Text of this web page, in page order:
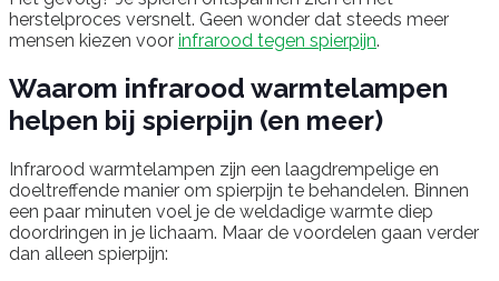
herstelproces versnelt. Geen wonder dat steeds meer
mensen kiezen voor infrarood tegen spierpijn.
Waarom infrarood warmtelampen
helpen bij spierpijn (en meer)
Infrarood warmtelampen zijn een laagdrempelige en
doeltreffende manier om spierpijn te behandelen. Binnen
een paar minuten voel je de weldadige warmte diep
doordringen in je lichaam. Maar de voordelen gaan verder
dan alleen spierpijn: